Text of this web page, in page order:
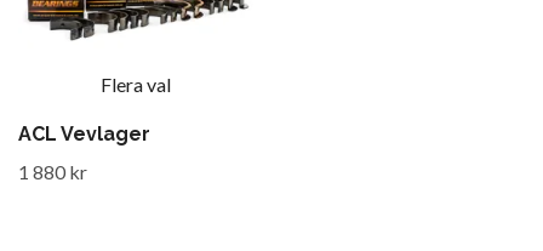
Flera val
ACL Vevlager
1 880 kr